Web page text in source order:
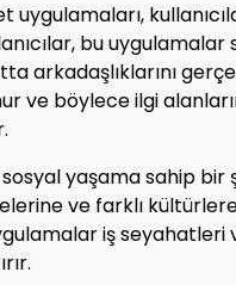
uygulamaları,
bu uygulamalar
arkadaşlıklarını
ve böylece ilgi
yaşama sahip bir
ve farklı
iş